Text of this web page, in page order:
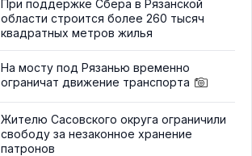
При поддержке Сбера в Рязанской
области строится более 260 тысяч
квадратных метров жилья
На мосту под Рязанью временно
ограничат движение транспорта
Жителю Сасовского округа ограничили
свободу за незаконное хранение
патронов